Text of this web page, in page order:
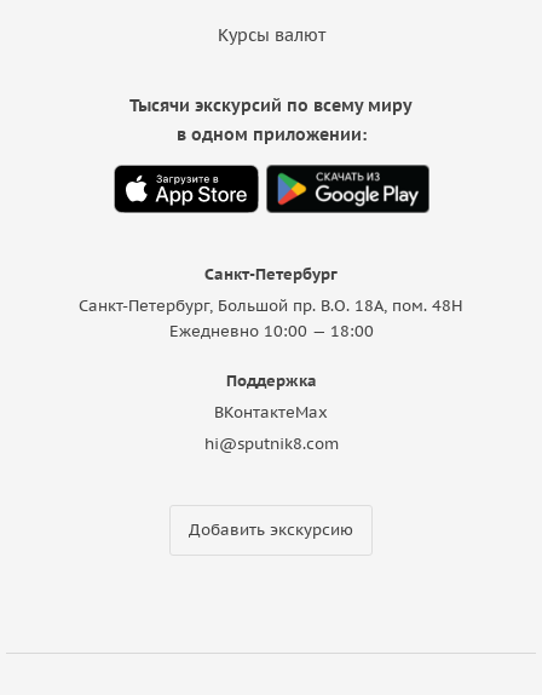
Курсы валют
Санкт-Петербург
Санкт-Петербург, Большой пр. В.О. 18A, пом. 48Н
Ежедневно 10:00 — 18:00
Поддержка
ВКонтактеMax
hi@sputnik8.com
Добавить экскурсию
Тысячи экскурсий по всему миру
в одном приложении: